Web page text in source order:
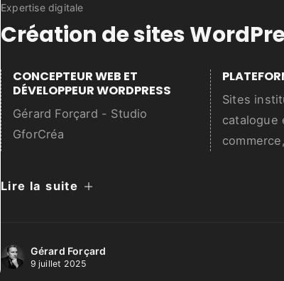
Expertise digitale
Création de sites
CONCEPTEUR WEB ET
DÉVELOPPEUR WORDPRESS
Gérard Forçard - Studio
GforCréa
Sites
catalogue
Lire la suite
Gérard Forçard
9 juillet 2025